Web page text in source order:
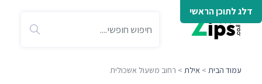
דלג לתוכן הראשי
עמוד הבית > אילת > רחוב משעול אשכולית